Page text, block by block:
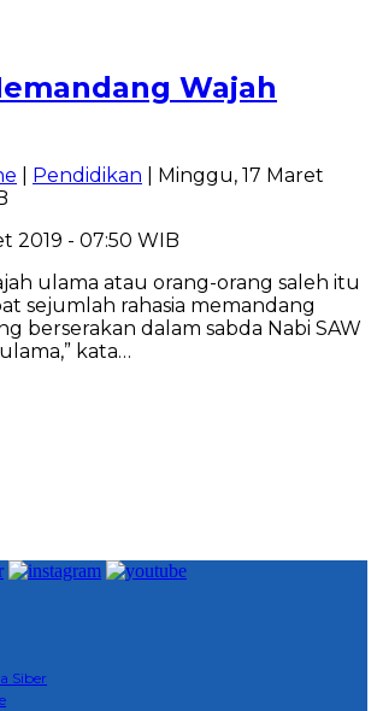
Wajah
Pendidikan | Minggu, 17 Maret
2019 - 07:50 WIB
ulama atau orang-orang saleh itu
sejumlah rahasia memandang
berserakan dalam sabda Nabi SAW
kata…
Siber